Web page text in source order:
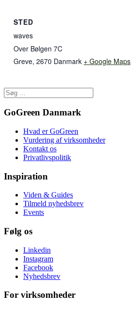
STED
waves
Over Bølgen 7C
Greve, 2670 Danmark + Google Maps
GoGreen Danmark
Hvad er GoGreen
Vurdering af virksomheder
Kontakt os
Privatlivspolitik
Inspiration
Viden & Guides
Tilmeld nyhedsbrev
Events
Følg os
Linkedin
Instagram
Facebook
Nyhedsbrev
For virksomheder